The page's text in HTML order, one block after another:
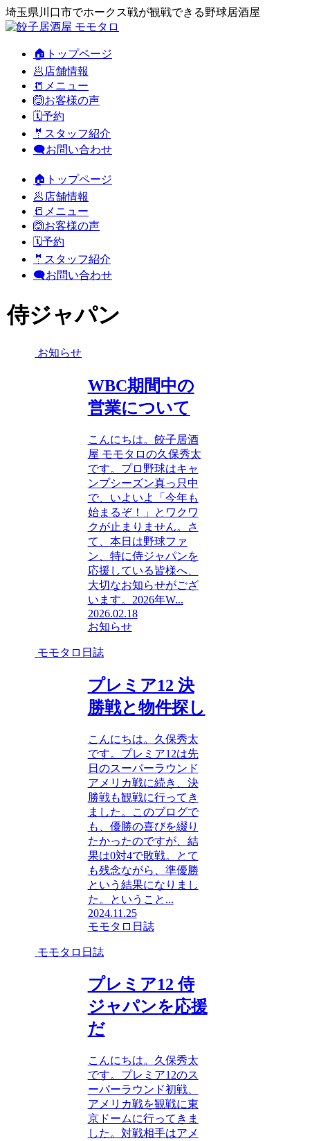
埼玉県川口市でホークス戦が観戦できる野球居酒屋
🏠トップページ
🥟店舗情報
📒メニュー
🙆お客様の声
🗓️予約
🤵スタッフ紹介
🗨️お問い合わせ
🏠トップページ
🥟店舗情報
📒メニュー
🙆お客様の声
🗓️予約
🤵スタッフ紹介
🗨️お問い合わせ
侍ジャパン
お知らせ
WBC期間中の
営業について
こんにちは。餃子居酒
屋 モモタロの久保秀太
です。プロ野球はキャ
ンプシーズン真っ只中
で、いよいよ「今年も
始まるぞ！」とワクワ
クが止まりません。さ
て、本日は野球ファ
ン、特に侍ジャパンを
応援している皆様へ、
大切なお知らせがござ
います。2026年W...
2026.02.18
お知らせ
モモタロ日誌
プレミア12 決
勝戦と物件探し
こんにちは。久保秀太
です。プレミア12は先
日のスーパーラウンド
アメリカ戦に続き、決
勝戦も観戦に行ってき
ました。このブログで
も、優勝の喜びを綴り
たかったのですが、結
果は0対4で敗戦。とて
も残念ながら、準優勝
という結果になりまし
た。ということ...
2024.11.25
モモタロ日誌
モモタロ日誌
プレミア12 侍
ジャパンを応援
だ
こんにちは。久保秀太
です。プレミア12のス
ーパーラウンド初戦、
アメリカ戦を観戦に東
京ドームに行ってきま
した。対戦相手はアメ